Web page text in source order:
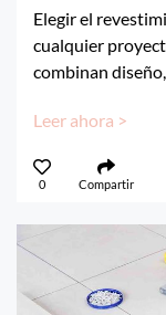
Elegir el
cualquier
combinan diseño,
Leer ahora >
0 Compartir